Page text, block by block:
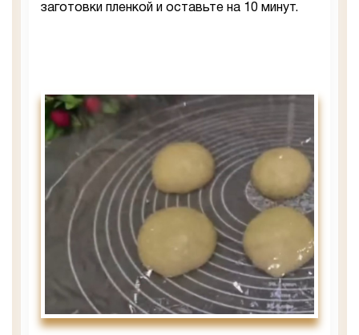
заготовки пленкой и оставьте на 10 минут.